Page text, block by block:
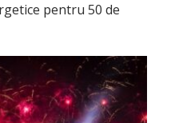
pentru 50 de